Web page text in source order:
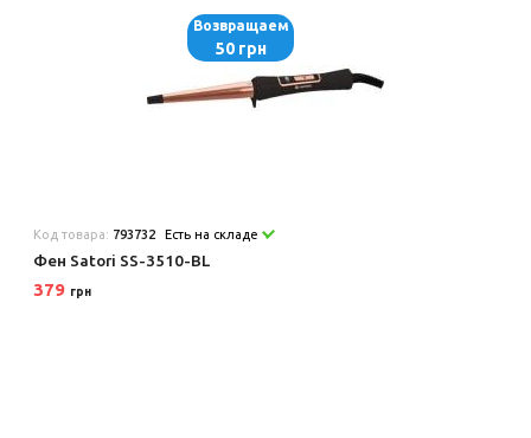
Возвращаем
50 грн
Код товара: 793732 Есть на складе
Фен Satori SS-3510-BL
379 грн